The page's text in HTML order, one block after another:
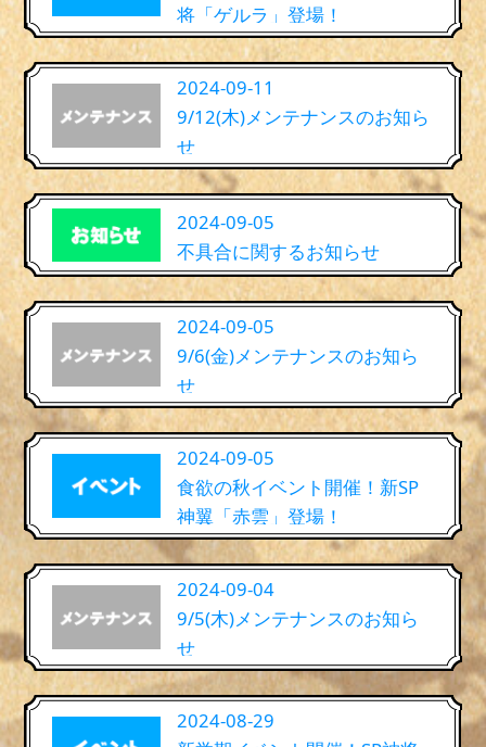
将「ゲルラ」登場！
2024-09-11
9/12(木)メンテナンスのお知ら
せ
2024-09-05
不具合に関するお知らせ
2024-09-05
9/6(金)メンテナンスのお知ら
せ
2024-09-05
食欲の秋イベント開催！新SP
神翼「赤雲」登場！
2024-09-04
9/5(木)メンテナンスのお知ら
せ
2024-08-29